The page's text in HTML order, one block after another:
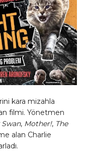
kara mizahla
filmi. Yönetmen
, Mother!, The
alan Charlie